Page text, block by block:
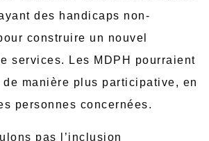
des handicaps non-
construire un nouvel
services. Les MDPH pourraient
de manière plus participative, en
personnes concernées.
pas l’inclusion